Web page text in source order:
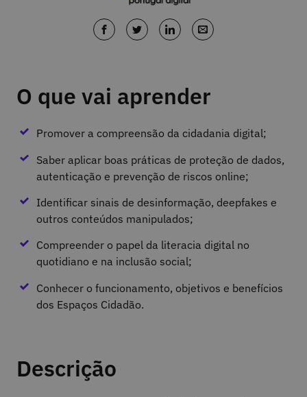
O que vai aprender
Promover a compreensão da cidadania digital;
Saber aplicar boas práticas de proteção de dados,
autenticação e prevenção de riscos online;
Identificar sinais de desinformação, deepfakes e
outros conteúdos manipulados;
Compreender o papel da literacia digital no
quotidiano e na inclusão social;
Conhecer o funcionamento, objetivos e benefícios
dos Espaços Cidadão.
Descrição